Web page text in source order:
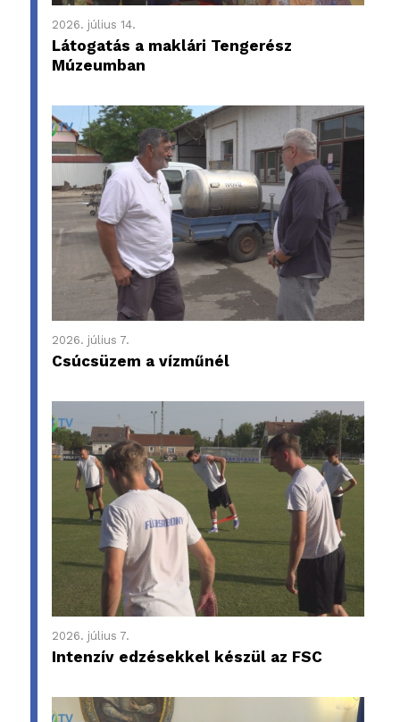
2026. július 14.
Látogatás a maklári Tengerész
Múzeumban
2026. július 7.
Csúcsüzem a vízműnél
2026. július 7.
Intenzív edzésekkel készül az FSC